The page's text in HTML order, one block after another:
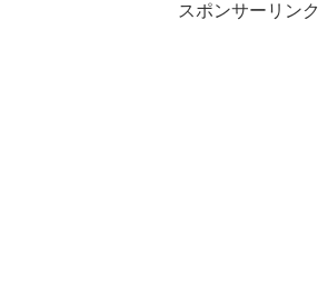
スポンサーリンク